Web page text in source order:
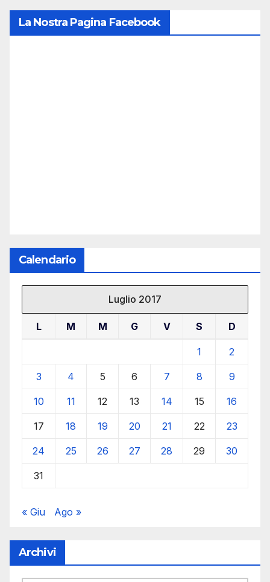
La Nostra Pagina Facebook
Calendario
Luglio 2017
L M M G V S D
1 2
3 4 5 6 7 8 9
10 11 12 13 14 15 16
17 18 19 20 21 22 23
24 25 26 27 28 29 30
31
« Giu Ago »
Archivi